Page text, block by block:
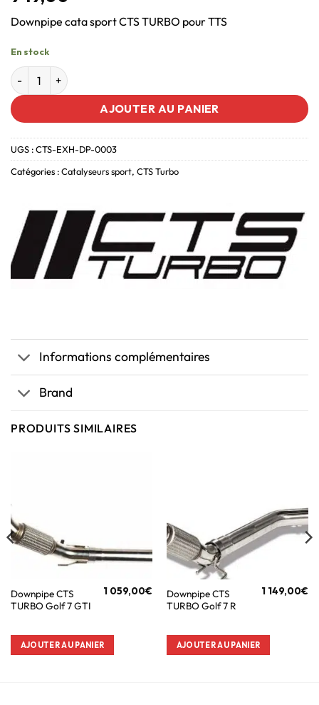
Downpipe cata sport CTS TURBO pour TTS
En stock
AJOUTER AU PANIER
UGS :CTS-EXH-DP-0003
Catégories :Catalyseurs sport, CTS Turbo
Informations complémentaires
Brand
PRODUITS SIMILAIRES
Downpipe CTS
TURBO Golf 7 GTI
1 059,00€
AJOUTER AU PANIER
Downpipe CTS
TURBO Golf 7 R
1 149,00€
AJOUTER AU PANIER